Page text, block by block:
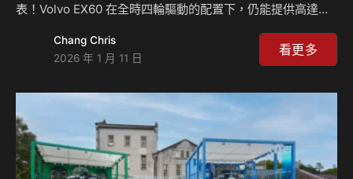
表！Volvo EX60 在全時四輪驅動的配置下，仍能提供高達
據不僅刷新 VOLVO 汽車史上所有電動車的紀錄，更超越了市
場上近期發表所有同級車款。Volvo EX60 將「里程焦慮」轉
度優化，證明進入純電時代無需任何妥協，引領汽車產業迎來
跨世代的重要突破。 「EX60 的設計初衷是成為一名『市場新
局的變革者』。」Volvo Cars …
Chang Chris
2026 年 1 月 11 日
看更多